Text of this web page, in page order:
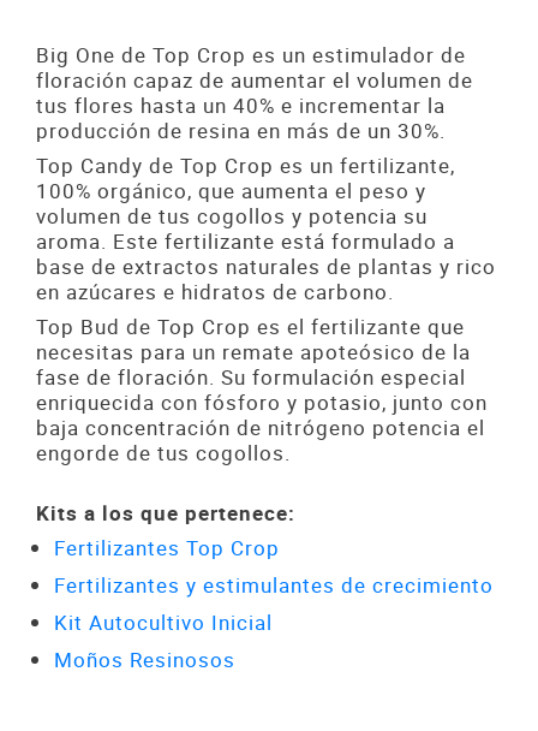
Big One de Top Crop es un estimulador de
floración capaz de aumentar el volumen de
tus flores hasta un 40% e incrementar la
producción de resina en más de un 30%.
Top Candy de Top Crop es un fertilizante,
100% orgánico, que aumenta el peso y
volumen de tus cogollos y potencia su
aroma. Este fertilizante está formulado a
base de extractos naturales de plantas y rico
en azúcares e hidratos de carbono.
Top Bud de Top Crop es el fertilizante que
necesitas para un remate apoteósico de la
fase de floración. Su formulación especial
enriquecida con fósforo y potasio, junto con
baja concentración de nitrógeno potencia el
engorde de tus cogollos.
Kits a los que pertenece:
Fertilizantes Top Crop
Fertilizantes y estimulantes de crecimiento
Kit Autocultivo Inicial
Moños Resinosos